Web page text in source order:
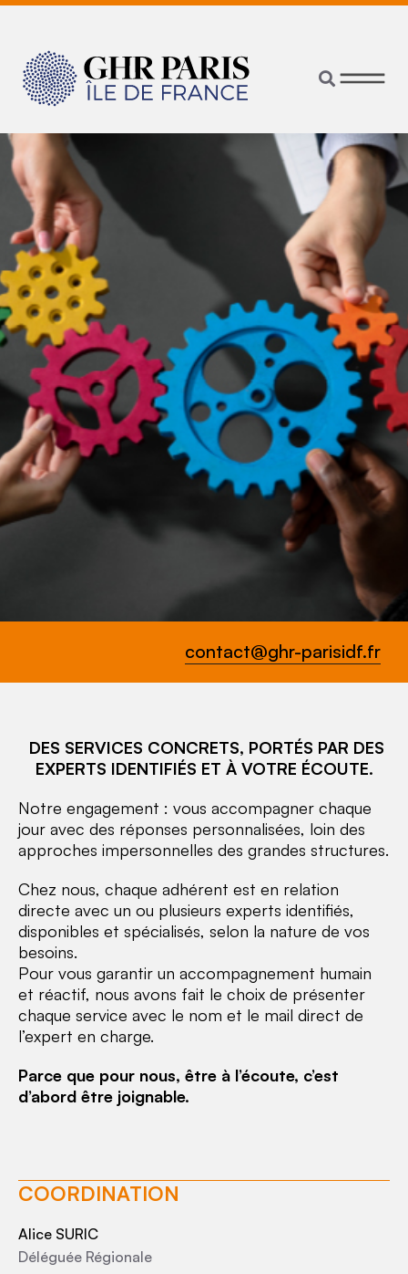
contact@ghr-parisidf.fr
DES SERVICES CONCRETS, PORTÉS PAR DES
EXPERTS IDENTIFIÉS ET À VOTRE ÉCOUTE.
Notre engagement : vous accompagner chaque
jour avec des réponses personnalisées, loin des
approches impersonnelles des grandes structures.
Chez nous, chaque adhérent est en relation
directe avec un ou plusieurs experts identifiés,
disponibles et spécialisés, selon la nature de vos
besoins.
Pour vous garantir un accompagnement humain
et réactif, nous avons fait le choix de présenter
chaque service avec le nom et le mail direct de
l’expert en charge.
Parce que pour nous, être à l’écoute, c’est
d’abord être joignable.
COORDINATION
Alice SURIC
Déléguée Régionale